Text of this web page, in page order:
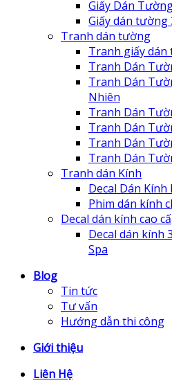
Giấy Dán
Giấy dán tường
Tranh dán tường
Tranh giấy
Tranh Dán
Tranh Dán
Nhiên
Tranh Dán
Tranh Dán
Tranh Dán
Tranh Dán
Tranh dán Kính
Decal Dán
Phim dán kính
Decal dán kính cao
Decal dán kính
Spa
Blog
Tin tức
Tư vấn
Hướng dẫn thi công
Giới thiệu
Liên Hệ